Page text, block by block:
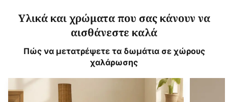
Υλικά και χρώματα που σας κάνουν να
αισθάνεστε καλά
Πώς να μετατρέψετε τα δωμάτια σε χώρους
χαλάρωσης